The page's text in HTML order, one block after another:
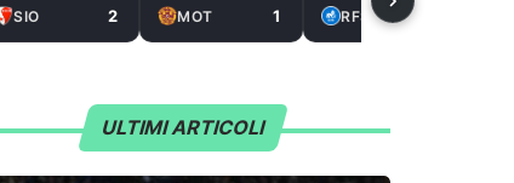
SIO 2 MOT 1 RFS
ULTIMI ARTICOLI